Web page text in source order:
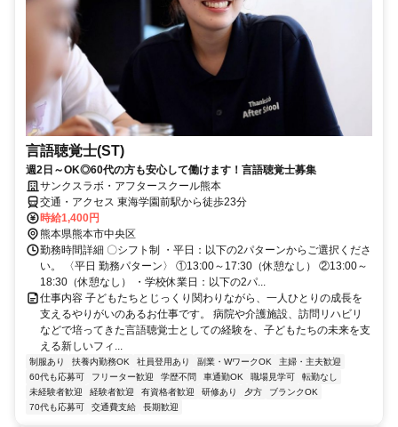
言語聴覚士(ST)
週2日～OK◎60代の方も安心して働けます！言語聴覚士募集
サンクスラボ・アフタースクール熊本
交通・アクセス 東海学園前駅から徒歩23分
時給1,400円
熊本県熊本市中央区
勤務時間詳細 〇シフト制 ・平日：以下の2パターンからご選択くださ
い。 〈平日 勤務パターン〉 ①13:00～17:30（休憩なし） ②13:00～
18:30（休憩なし） ・学校休業日：以下の2パ...
仕事内容 子どもたちとじっくり関わりながら、一人ひとりの成長を
支えるやりがいのあるお仕事です。 病院や介護施設、訪問リハビリ
などで培ってきた言語聴覚士としての経験を、子どもたちの未来を支
える新しいフィ...
制服あり 扶養内勤務OK 社員登用あり 副業・WワークOK
主婦・主夫歓迎
60代も応募可
フリーター歓迎 学歴不問 車通勤OK 職場見学可
転勤なし
未経験者歓迎
経験者歓迎 有資格者歓迎 研修あり 夕方
ブランクOK
70代も応募可
交通費支給 長期歓迎